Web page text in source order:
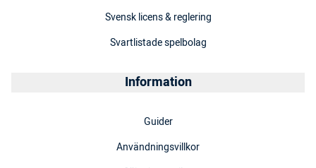
Svensk licens & reglering
Svartlistade spelbolag
Information
Guider
Användningsvillkor